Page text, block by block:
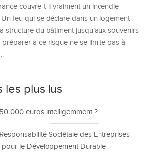
couvre-t-il vraiment un incendie
feu qui se déclare dans un logement
structure du bâtiment jusqu’aux souvenirs
préparer à ce risque ne se limite pas à
les plus lus
000 euros intelligemment ?
Sociétale des Entreprises
le Développement Durable